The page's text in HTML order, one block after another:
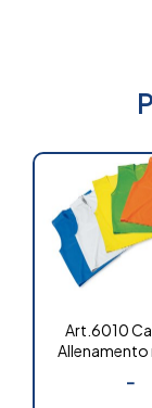
Art.6010
Allenamento
-